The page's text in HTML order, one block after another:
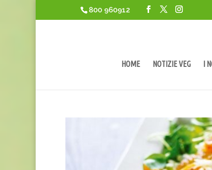
800 960912
HOME NOTIZIE VEG I